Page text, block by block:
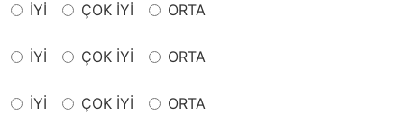
İYİ ÇOK İYİ ORTA
İYİ ÇOK İYİ ORTA
İYİ ÇOK İYİ ORTA